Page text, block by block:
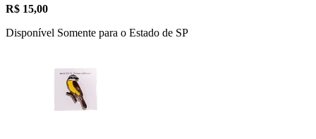
R$ 15,00
Disponível Somente para o Estado de SP